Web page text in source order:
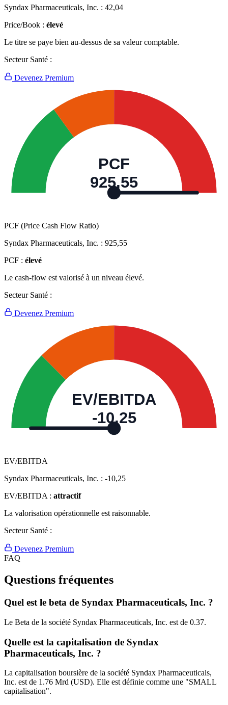
Syndax Pharmaceuticals, Inc. : 42,04
Price/Book : élevé
Le titre se paye bien au-dessus de sa valeur comptable.
Secteur Santé :
Devenez Premium
PCF
925,55
PCF (Price Cash Flow Ratio)
Syndax Pharmaceuticals, Inc. : 925,55
PCF : élevé
Le cash-flow est valorisé à un niveau élevé.
Secteur Santé :
Devenez Premium
EV/EBITDA
-10,25
EV/EBITDA
Syndax Pharmaceuticals, Inc. : -10,25
EV/EBITDA : attractif
La valorisation opérationnelle est raisonnable.
Secteur Santé :
Devenez Premium
FAQ
Questions fréquentes
Quel est le beta de Syndax Pharmaceuticals, Inc. ?
Le Beta de la société Syndax Pharmaceuticals, Inc. est de 0.37.
Quelle est la capitalisation de Syndax
Pharmaceuticals, Inc. ?
La capitalisation boursière de la société Syndax Pharmaceuticals,
Inc. est de 1.76 Mrd (USD). Elle est définie comme une "SMALL
capitalisation".